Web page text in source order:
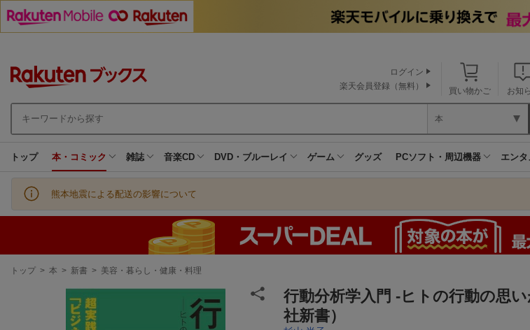
買い物かご お知
ログイン
楽天会員登録（無料）
本
トップ 本・コミック 雑誌 音楽CD DVD・ブルーレイ ゲーム グッズ PCソフト・周辺機器 エン
熊本地震による配送の影響について
現
トップ > 本 > 新書 > 美容・暮らし・健康・料理
行動分析学入門 -ヒトの行動の思
社新書）